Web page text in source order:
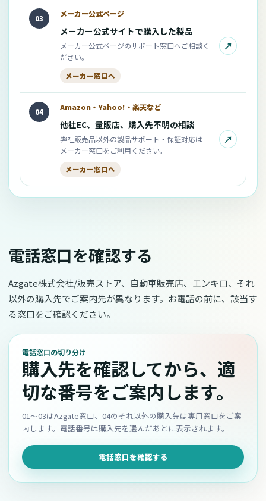
03 メーカー公式ページ
メーカー公式サイトで購入した製品
メーカー公式ページのサポート窓口へご相談く
ださい。
↗
メーカー窓口へ
04 Amazon・Yahoo!・楽天など
他社EC、量販店、購入先不明の相談
弊社販売品以外の製品サポート・保証対応は
メーカー窓口をご利用ください。
↗
メーカー窓口へ
電話窓口を確認する
Azgate株式会社/販売ストア、自動車販売店、エンキロ、それ
以外の購入先でご案内先が異なります。お電話の前に、該当す
る窓口をご確認ください。
電話窓口の切り分け
購入先を確認してから、適
切な番号をご案内します。
01〜03はAzgate窓口、04のそれ以外の購入先は専用窓口をご案
内します。電話番号は購入先を選んだあとに表示されます。
電話窓口を確認する